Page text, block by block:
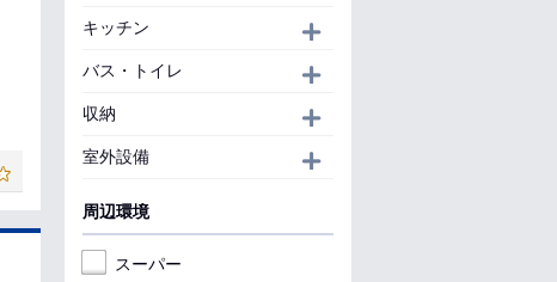
キッチン
バス・トイレ
収納
室外設備
周辺環境
スーパー